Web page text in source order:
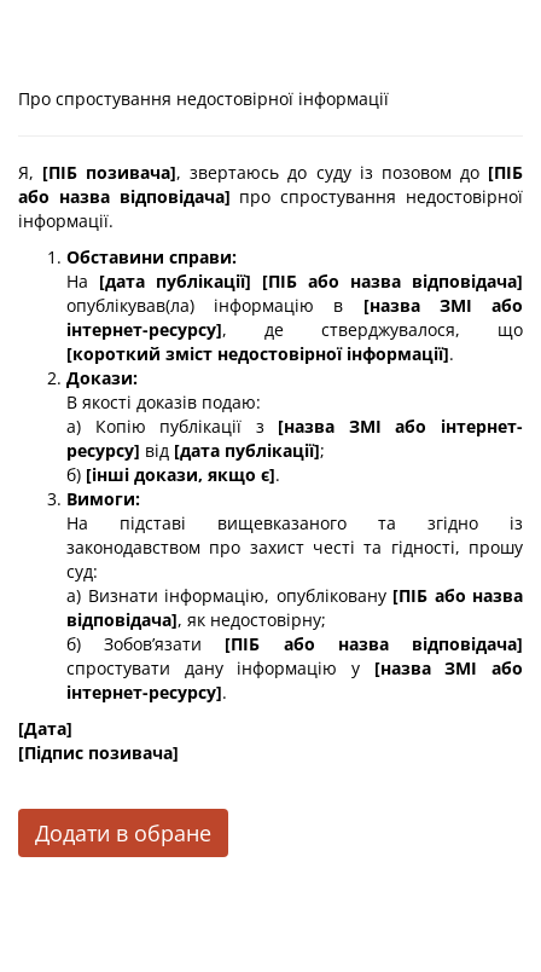
Про спростування недостовірної інформації
Я, [ПІБ позивача], звертаюсь до суду із позовом до [ПІБ
або назва відповідача] про спростування недостовірної
інформації.
Обставини справи:
На [дата публікації] [ПІБ або назва відповідача]
опублікував(ла) інформацію в [назва ЗМІ або
інтернет-ресурсу], де стверджувалося, що
[короткий зміст недостовірної інформації].
Докази:
В якості доказів подаю:
а) Копію публікації з [назва ЗМІ або інтернет-
ресурсу] від [дата публікації];
б) [інші докази, якщо є].
Вимоги:
На підставі вищевказаного та згідно із
законодавством про захист честі та гідності, прошу
суд:
а) Визнати інформацію, опубліковану [ПІБ або назва
відповідача], як недостовірну;
б) Зобов’язати [ПІБ або назва відповідача]
спростувати дану інформацію у [назва ЗМІ або
інтернет-ресурсу].
[Дата]
[Підпис позивача]
Додати в обране